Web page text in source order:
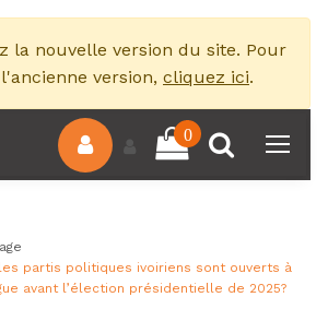
la nouvelle version du site. Pour
version, cliquez ici.
0
partis politiques ivoiriens sont ouverts à
avant l’élection présidentielle de 2025?